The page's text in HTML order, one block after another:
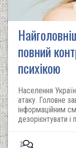
повний
психікою
Населення
атаку. Головне
інформаційним
дезорієнтувати
3